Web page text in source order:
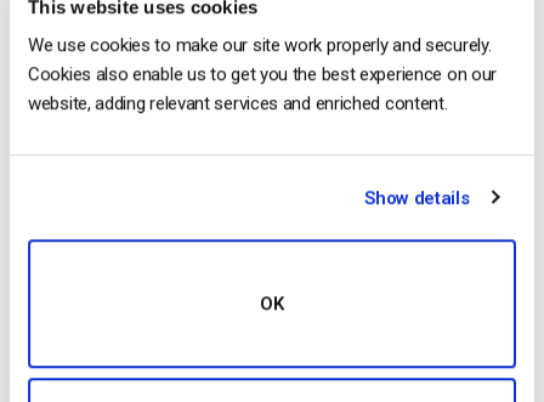
This website uses cookies
We use cookies to make our site work properly and securely.
Cookies also enable us to get you the best experience on our
website, adding relevant services and enriched content.
Show details
OK
souhaitez l’essayer sans risque pendant 14 jours ?
Commencer Gratuitement